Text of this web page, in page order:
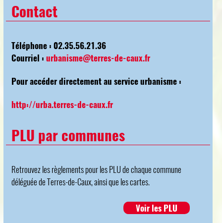
Contact
Téléphone : 02.35.56.21.36
Courriel : urbanisme@terres-de-caux.fr
Pour accéder directement au service urbanisme :
http://urba.terres-de-caux.fr
PLU par communes
Retrouvez les règlements pour les PLU de chaque commune
déléguée de Terres-de-Caux, ainsi que les cartes.
Voir les PLU